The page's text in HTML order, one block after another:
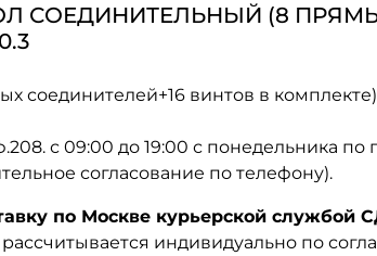
СОЕДИНИТЕЛЬНЫЙ (8
соединителей+16 винтов в
с 09:00 до 19:00 с понедельника по
согласование по телефону).
по Москве курьерской службой
индивидуально по